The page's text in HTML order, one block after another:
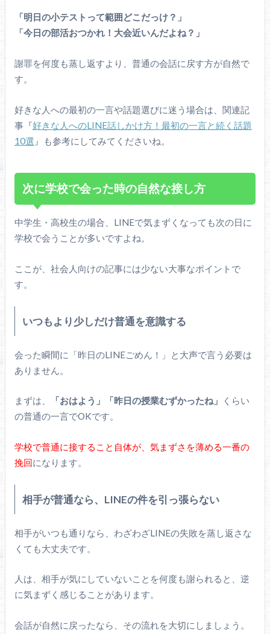
「明日の小テストって範囲どこだっけ？」
「今日の部活おつかれ！大会近いんだよね？」
謝罪を何度も蒸し返すより、普通の会話に戻す方が自然で
す。
好きな人への最初の一言や話題選びに迷う場合は、関連記
事『好きな人へのLINE話しかけ方！最初の一言と続く話題
10選 』も参考にしてみてくださいね。
次に学校で会った時の自然な接し方
中学生・高校生の場合、LINEで気まずくなっても次の日に
学校で会うことが多いですよね。
ここが、社会人向けの記事には少ない大事なポイントで
す。
いつもより少しだけ普通を意識する
会った瞬間に「昨日のLINEごめん！」と大声で言う必要は
ありません。
まずは、 「おはよう」 「昨日の授業むずかったね」
くらい
の普通の一言でOKです。
学校で普通に接すること自体が、気まずさを薄める一番の
挽回になります。
相手が普通なら、LINEの件を引っ張らない
相手がいつも通りなら、わざわざLINEの失敗を蒸し返さな
くても大丈夫です。
人は、相手が気にしていないことを何度も謝られると、逆
に気まずく感じることがあります。
会話が自然に戻ったなら、その流れを大切にしましょう。